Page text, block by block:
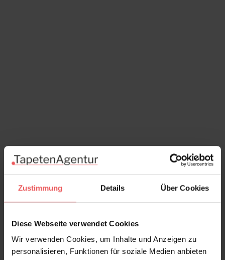
Zustimmung Details Über Cookies
Diese Webseite verwendet Cookies
Wir verwenden Cookies, um Inhalte und Anzeigen zu
personalisieren, Funktionen für soziale Medien anbieten
Explore stripe, col. 41